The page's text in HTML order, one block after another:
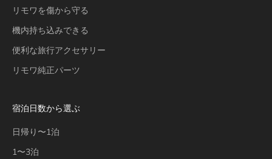
リモワを傷から守る
機内持ち込みできる
便利な旅行アクセサリー
リモワ純正パーツ
宿泊日数から選ぶ
日帰り〜1泊
1〜3泊